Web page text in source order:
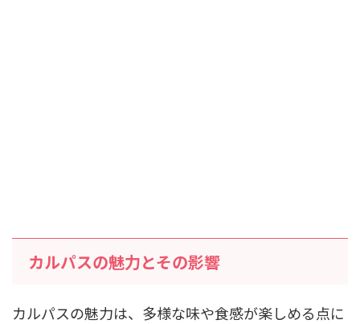
カルパスの魅力とその影響
カルパスの魅力は、多様な味や食感が楽しめる点に